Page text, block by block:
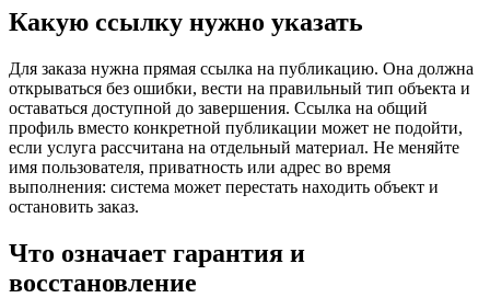
Какую ссылку нужно указать
Для заказа нужна прямая ссылка на публикацию. Она должна
открываться без ошибки, вести на правильный тип объекта и
оставаться доступной до завершения. Ссылка на общий
профиль вместо конкретной публикации может не подойти,
если услуга рассчитана на отдельный материал. Не меняйте
имя пользователя, приватность или адрес во время
выполнения: система может перестать находить объект и
остановить заказ.
Что означает гарантия и
восстановление